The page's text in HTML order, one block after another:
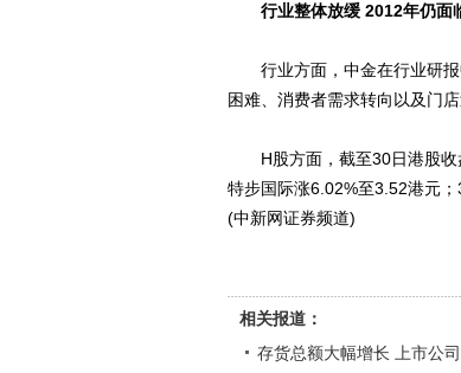
行业整体放缓 2012年仍面
行业方面，中金在行业研报
困难、消费者需求转向以及门
H股方面，截至30日港股收
特步国际涨6.02%至3.52港元
(中新网证券频道)
相关报道：
存货总额大幅增长 上市公